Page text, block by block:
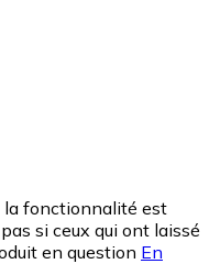
la fonctionnalité est
si ceux qui ont laissé
en question En